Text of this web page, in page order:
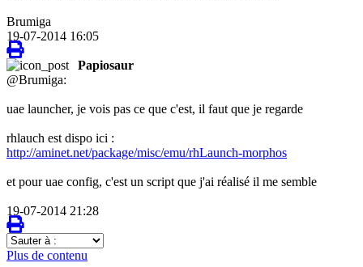
Brumiga
19-07-2014 16:05
Papiosaur
@Brumiga:
uae launcher, je vois pas ce que c'est, il faut que je regarde
rhlauch est dispo ici :
http://aminet.net/package/misc/emu/rhLaunch-morphos
et pour uae config, c'est un script que j'ai réalisé il me semble
19-07-2014 21:28
Sauter
à
Plus de contenu